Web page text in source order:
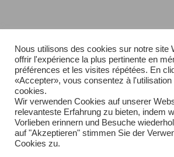
Garantie matériel
Conditions générales de
Livraison rapide
Plan du site
Nous utilisons des cookies sur notre site
offrir l'expérience la plus pertinente en
préférences et les visites répétées. En
«Accepter», vous consentez à
cookies.
Wir verwenden Cookies auf unserer
relevanteste Erfahrung zu bieten, indem
Vorlieben erinnern und Besuche
auf "Akzeptieren" stimmen Sie der
Cookies zu.